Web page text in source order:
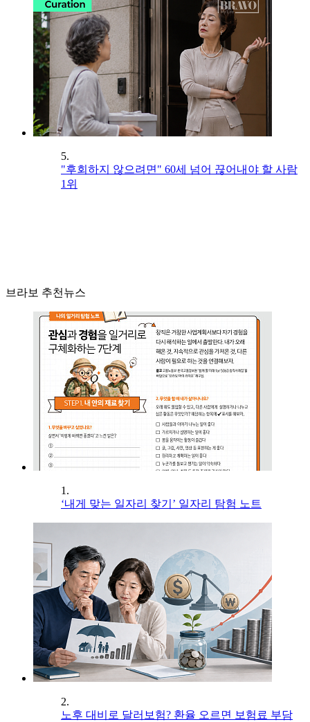
5.
"후회하지 않으려면" 60세 넘어 끊어내야 할 사람
1위
브라보 추천뉴스
1.
‘내게 맞는 일자리 찾기’ 일자리 탐험 노트
2.
노후 대비로 달러보험? 환율 오르면 보험료 부담